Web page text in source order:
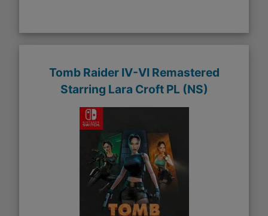
Tomb Raider IV-VI Remastered
Starring Lara Croft PL (NS)